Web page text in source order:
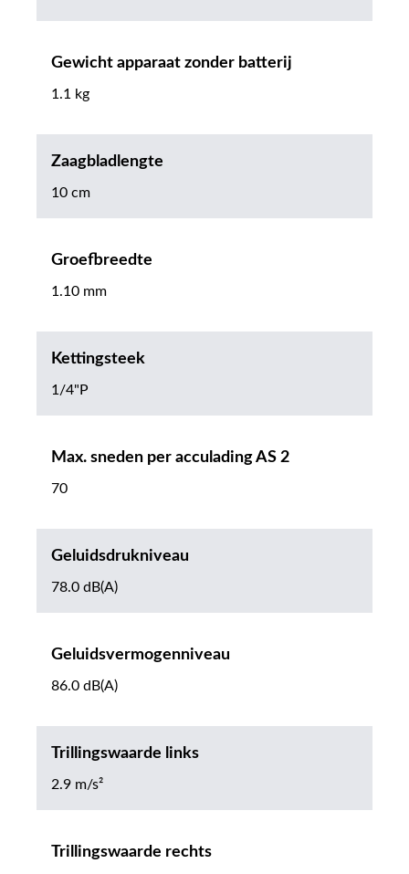
Gewicht apparaat zonder batterij
1.1 kg
Zaagbladlengte
10 cm
Groefbreedte
1.10 mm
Kettingsteek
1/4"P
Max. sneden per acculading AS 2
70
Geluidsdrukniveau
78.0 dB(A)
Geluidsvermogenniveau
86.0 dB(A)
Trillingswaarde links
2.9 m/s²
Trillingswaarde rechts